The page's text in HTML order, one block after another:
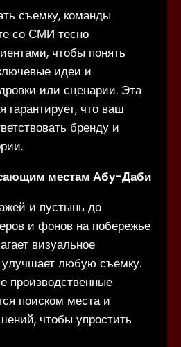
съемку, команды
со СМИ тесно
чтобы понять
идеи и
или сценарии. Эта
гарантирует, что ваш
бренду и
местам Абу-Даби
и пустынь до
и фонов на побережье
визуальное
улучшает любую съемку.
производственные
поиском места и
чтобы упростить